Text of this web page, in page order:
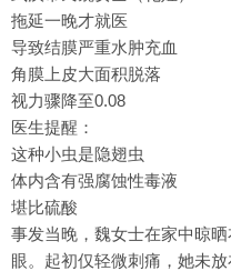
拖延一晚才就医
导致结膜严重水肿充血
角膜上皮大面积脱落
视力骤降至0.08
医生提醒：
这种小虫是隐翅虫
体内含有强腐蚀性毒液
堪比硫酸
事发当晚，魏女士在家中晾
眼。起初仅轻微刺痛，她未